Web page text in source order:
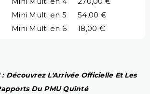
Mini Multi en 5
54,00 €
Mini Multi en 6 18,00 €
: Découvrez L'Arrivée Officielle Et Les
Du PMU Quinté